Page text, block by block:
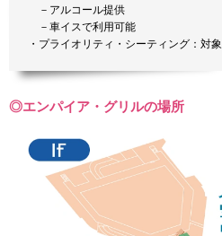
－アルコール提供
－車イスで利用可能
・プライオリティ・シーティング：対象
◎エンパイア・グリルの場所